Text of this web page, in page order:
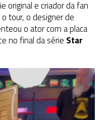
original e criador da fan
tour, o designer de
o ator com a placa
no final da série Star